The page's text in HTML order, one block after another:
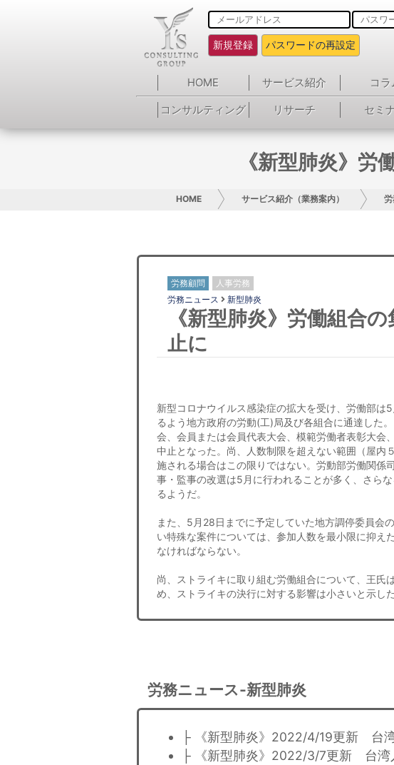
新規登録 パスワードの再設定
HOME サービス紹介 コラ
コンサルティング
リサーチ セミ
《新型肺炎》労
HOME サービス紹介（業務案内）
労務顧問 人事労務
労務ニュース 新型肺炎
《新型肺炎》労働組合
止に
新型コロナウイルス感染症の拡大を受け、労働部
るよう地方政府の労動(工)局及び各組合に通達した
会、会員または会員代表大会、模範労働者表彰大会
中止となった。尚、人数制限を超えない範囲（屋内
施される場合はこの限りではない。労動部労働関係
事・監事の改選は5月に行われることが多く、さら
るようだ。
また、5月28日までに予定していた地方調停委員会
い特殊な案件については、参加人数を最小限に抑え
なければならない。
尚、ストライキに取り組む労働組合について、王氏
め、ストライキの決行に対する影響は小さいと示した
労務ニュース-新型肺炎
├ 《新型肺炎》2022/4/19更新 台
├ 《新型肺炎》2022/3/7更新 台湾